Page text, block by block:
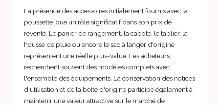
La présence des accessoires initialement fournis avec la
poussette joue un rôle significatif dans son prix de
revente. Le panier de rangement, la capote, le tablier, la
housse de pluie ou encore le sac à langer d'origine
représentent une réelle plus-value. Les acheteurs
recherchent souvent des modèles complets avec
l'ensemble des équipements. La conservation des notices
d'utilisation et de la boîte d'origine participe également à
maintenir une valeur attractive sur le marché de